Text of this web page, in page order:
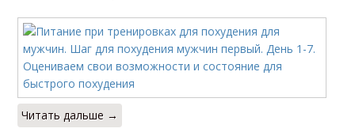
Читать дальше →